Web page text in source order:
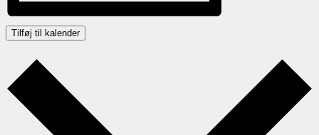
Tilføj til kalender